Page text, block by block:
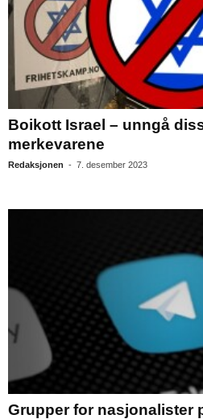
Boikott Israel – unngå
merkevarene
Redaksjonen - 7. desember 2023
Grupper for nasjonalister